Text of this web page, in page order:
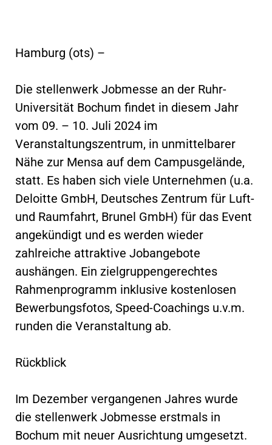
Hamburg (ots) –
Die stellenwerk Jobmesse an der Ruhr-
Universität Bochum findet in diesem Jahr
vom 09. – 10. Juli 2024 im
Veranstaltungszentrum, in unmittelbarer
Nähe zur Mensa auf dem Campusgelände,
statt. Es haben sich viele Unternehmen (u.a.
Deloitte GmbH, Deutsches Zentrum für Luft-
und Raumfahrt, Brunel GmbH) für das Event
angekündigt und es werden wieder
zahlreiche attraktive Jobangebote
aushängen. Ein zielgruppengerechtes
Rahmenprogramm inklusive kostenlosen
Bewerbungsfotos, Speed-Coachings u.v.m.
runden die Veranstaltung ab.
Rückblick
Im Dezember vergangenen Jahres wurde
die stellenwerk Jobmesse erstmals in
Bochum mit neuer Ausrichtung umgesetzt.